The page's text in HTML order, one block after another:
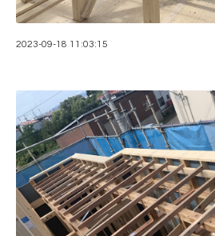
2023-09-18 11:03:15